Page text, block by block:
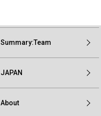
Summary:Team
JAPAN
About